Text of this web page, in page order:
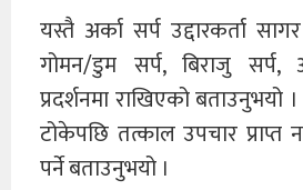
यस्तै अर्का सर्प उद्दारकर्ता
गोमन/डुम सर्प, बिराजु सर्प,
प्रदर्शनमा राखिएको बताउनुभयो
टोकेपछि तत्काल उपचार प्राप्त
पर्ने बताउनुभयो ।